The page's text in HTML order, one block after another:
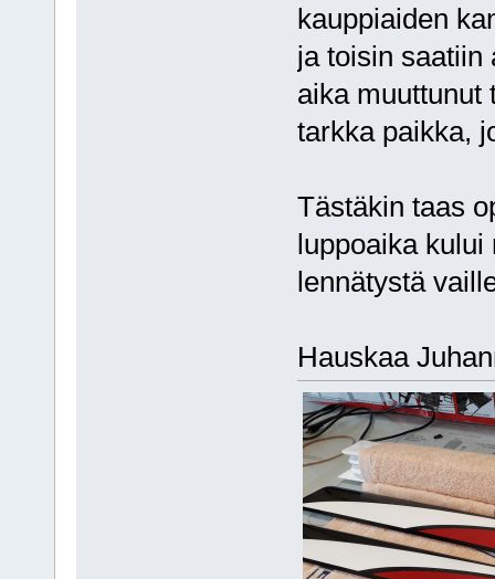
kauppiaiden
ja toisin saatiin
aika muuttunut
tarkka paikka,
Tästäkin taas
luppoaika
lennätystä
Hauskaa